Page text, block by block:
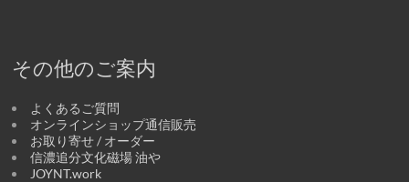
その他のご案内
よくあるご質問
オンラインショップ通信販売
お取り寄せ / オーダー
信濃追分文化磁場 油や
JOYNT.work